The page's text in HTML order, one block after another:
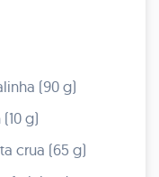
(90 g)
g)
crua (65 g)